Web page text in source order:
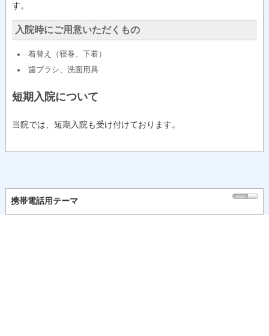
す。
入院時にご用意いただくもの
着替え（寝巻、下着）
歯ブラシ、洗面用具
短期入院について
当院では、短期入院も受け付けております。
携帯電話用テーマ